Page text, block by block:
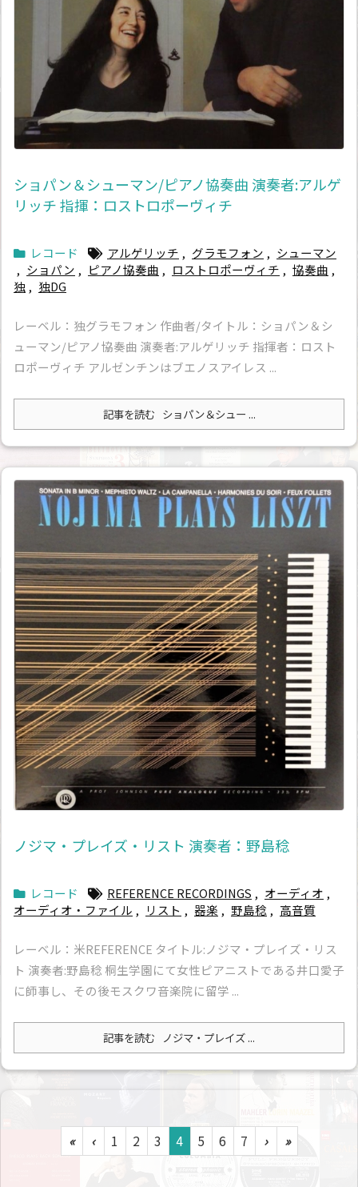
ショパン＆シューマン/ピアノ協奏曲 演奏者:アルゲ
リッチ 指揮：ロストロポーヴィチ
レコード アルゲリッチ , グラモフォン , シューマン
, ショパン , ピアノ協奏曲 , ロストロポーヴィチ , 協奏曲 ,
独 , 独DG
レーベル：独グラモフォン 作曲者/タイトル：ショパン＆シ
ューマン/ピアノ協奏曲 演奏者:アルゲリッチ 指揮者：ロスト
ロポーヴィチ アルゼンチンはブエノスアイレス ...
記事を読む ショパン＆シュー ...
ノジマ・プレイズ・リスト 演奏者：野島稔
レコード REFERENCE RECORDINGS , オーディオ ,
オーディオ・ファイル , リスト , 器楽 , 野島稔 , 高音質
レーベル：米REFERENCE タイトル:ノジマ・プレイズ・リス
ト 演奏者:野島稔 桐生学園にて女性ピアニストである井口愛子
に師事し、その後モスクワ音楽院に留学 ...
記事を読む ノジマ・プレイズ ...
« ‹ 1 2 3 4 5 6 7 › »